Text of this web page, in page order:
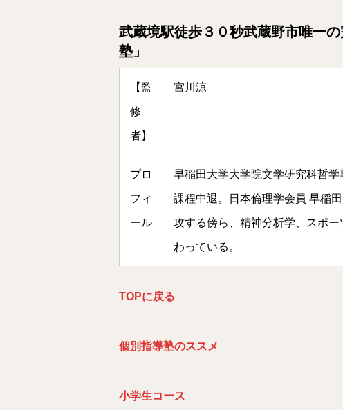
武蔵境駅徒歩３０秒武蔵野市唯一
塾」
【監
修
者】
宮川涼
プロ
フィ
ール
早稲田大学大学院文学研究科哲
課程中退。日本倫理学会員 早稲
攻する傍ら、精神分析学、スポ
わっている。
TOPに戻る
個別指導塾のススメ
小学生コース